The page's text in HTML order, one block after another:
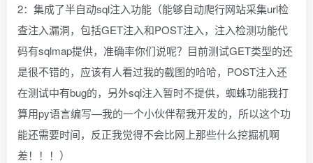
2：集成了半自动sql注入功能（能够自动爬行网站采集url检
查注入漏洞，包括GET注入和POST注入，注入检测功能代
码有sqlmap提供，准确率你们说呢？目前测试GET类型的还
是很不错的，应该有人看过我的截图的哈哈，POST注入还
在测试中有bug的，另外sql注入暂时不提供，蜘蛛功能我打
算用py语言编写—我的一个小伙伴帮我开发的，所以这个功
能还需要时间，反正我觉得不会比网上那些什么挖掘机啊
差！！！）